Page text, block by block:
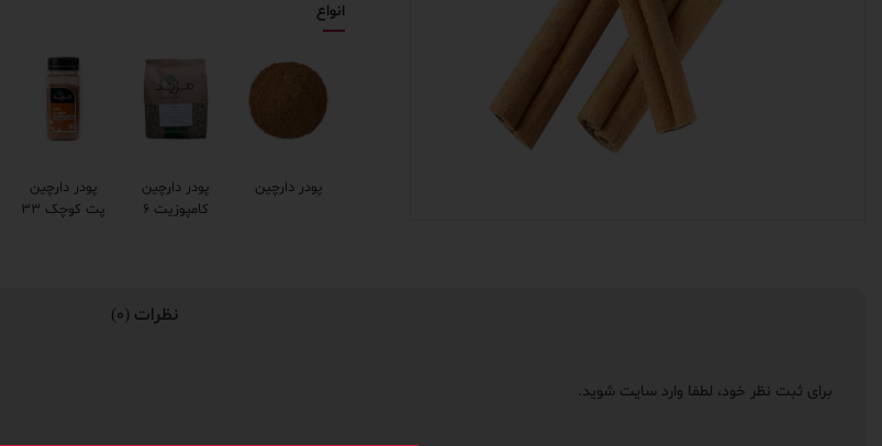
انواع
پودر دارچین
پودر دارچین
کامپوزیت ۶
پودر دارچین
پت کوچک ۳۳
نظرات (0)
برای ثبت نظر خود، لطفا وارد سایت شوید.